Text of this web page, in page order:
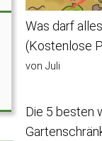
Was darf
(Kostenlose
von Juli
Die 5 besten